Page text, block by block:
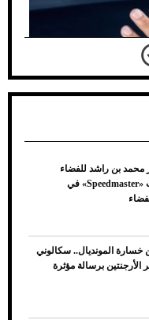
أشهر
محمد بن راشد للفضاء
يحتفيان بإرث «Speedmaster» في
خسارة المونديال.. سكالوني
الأرجنتين برسالة مؤثرة